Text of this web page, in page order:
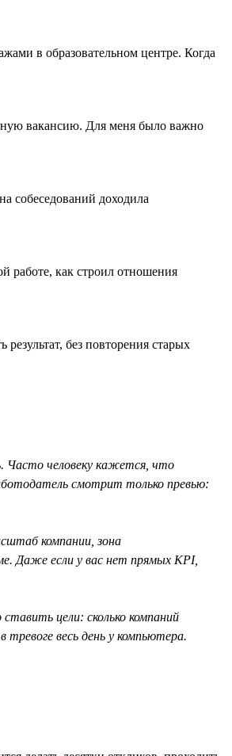
в образовательном центре. Когда
вакансию. Для меня было важно
собеседований доходила
работе, как строил отношения
без повторения старых
Часто человеку кажется, что
смотрит только превью:
компании, зона
Даже если у вас нет прямых KPI,
цели: сколько компаний
тревоге весь день у компьютера.